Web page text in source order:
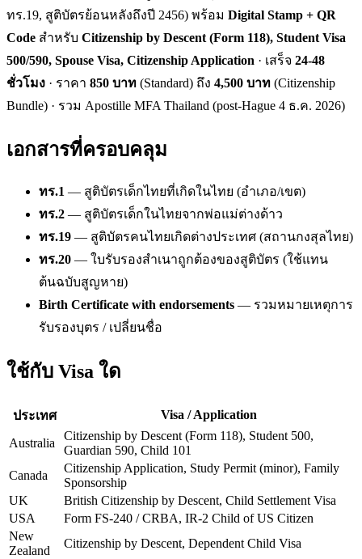
ทร.19, สูติบัตรย้อนหลังถึงปี 2456) พร้อม Digital Stamp + QR
Code สำหรับ Citizenship by Descent (Form 118), Student Visa
500/590, Spouse Visa, Citizenship Application · เสร็จ 24-48
ชั่วโมง · ราคา 850 บาท (Standard) ถึง 4,500 บาท (Citizenship
Bundle) · รวม Apostille MFA Thailand (post-Hague 4 ธ.ค. 2026)
เอกสารที่ครอบคลุม
ทร.1 — สูติบัตรเด็กไทยที่เกิดในไทย (อำเภอ/เขต)
ทร.2 — สูติบัตรเด็กในไทยจากพ่อแม่ต่างด้าว
ทร.19 — สูติบัตรคนไทยเกิดต่างประเทศ (สถานกงสุลไทย)
ทร.20 — ใบรับรองสำเนาถูกต้องของสูติบัตร (ใช้แทน
ต้นฉบับสูญหาย)
Birth Certificate with endorsements — รวมหมายเหตุการ
รับรองบุตร / เปลี่ยนชื่อ
ใช้กับ Visa ใด
ประเทศ Visa / Application
Australia
Citizenship by Descent (Form 118), Student 500,
Guardian 590, Child 101
Canada
Citizenship Application, Study Permit (minor), Family
Sponsorship
UK
British Citizenship by Descent, Child Settlement Visa
USA
Form FS-240 / CRBA, IR-2 Child of US Citizen
New
Zealand
Citizenship by Descent, Dependent Child Visa